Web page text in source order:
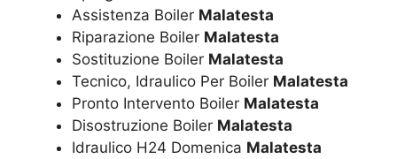
Assistenza Boiler Malatesta
Riparazione Boiler Malatesta
Sostituzione Boiler Malatesta
Tecnico, Idraulico Per Boiler Malatesta
Pronto Intervento Boiler Malatesta
Disostruzione Boiler Malatesta
Idraulico H24 Domenica Malatesta